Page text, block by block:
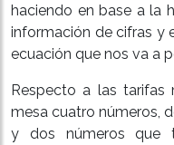
haciendo en base a la
información de cifras y
ecuación que nos va a
Respecto a las tarifas
mesa cuatro números,
y dos números que